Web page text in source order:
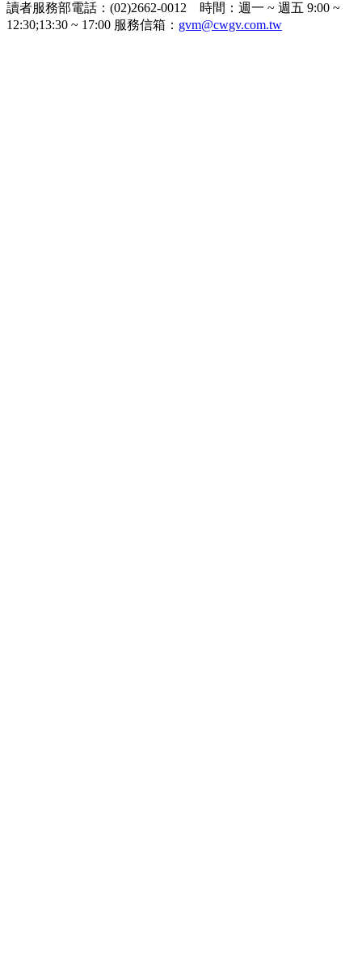
讀者服務部電話：(02)2662-0012 時間：週一 ~ 週五 9:00 ~
12:30;13:30 ~ 17:00 服務信箱： gvm@cwgv.com.tw